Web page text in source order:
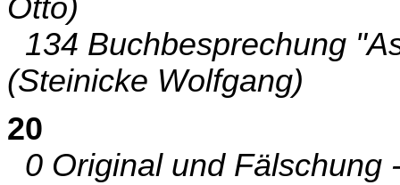
Otto)
134 Buchbesprechung
(Steinicke Wolfgang)
20
0 Original und Fälschung